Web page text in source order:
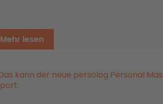
Mehr lesen